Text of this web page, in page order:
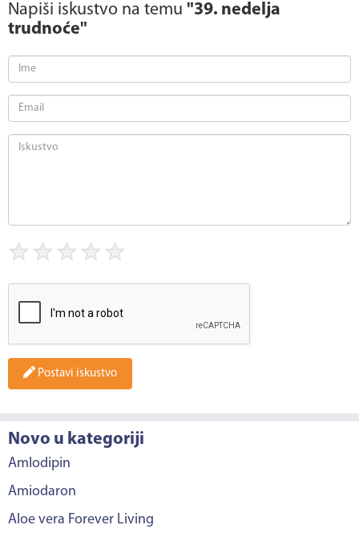
Napiši iskustvo na temu "39. nedelja
trudnoće"
★ ★ ★ ★ ★
Postavi iskustvo
Novo u kategoriji
Amlodipin
Amiodaron
Aloe vera Forever Living